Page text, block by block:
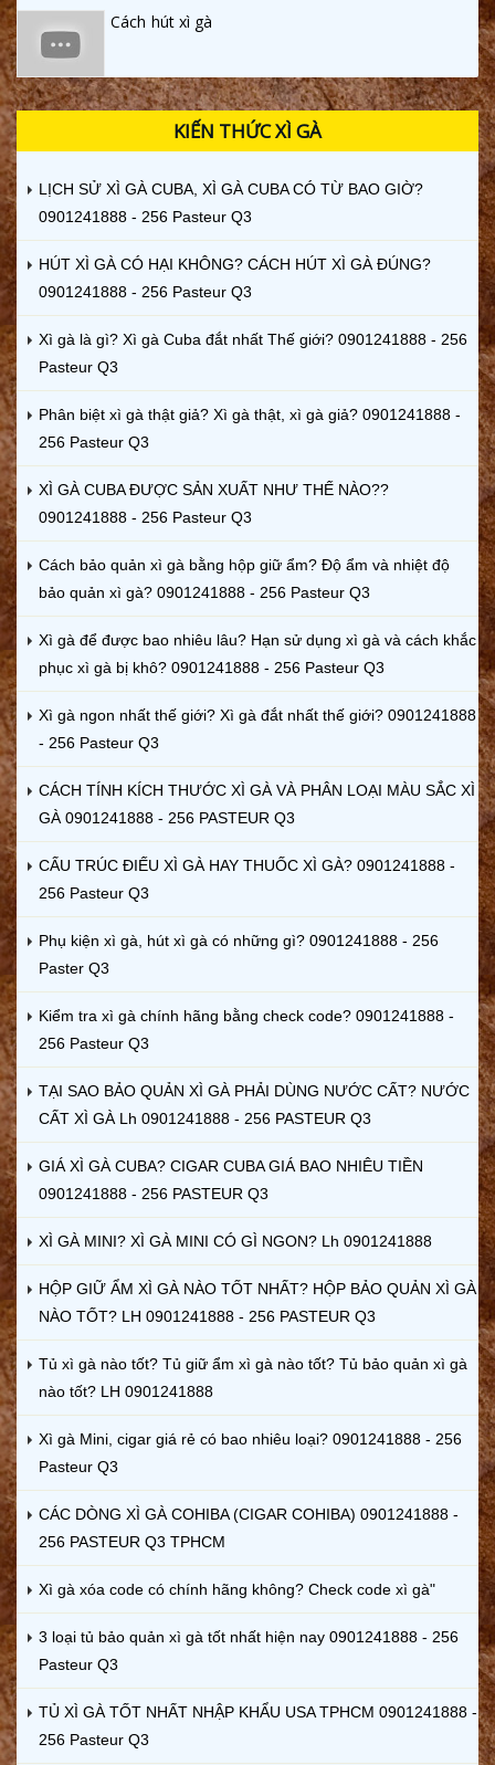
Cách hút xì gà
KIẾN THỨC XÌ GÀ
LỊCH SỬ XÌ GÀ CUBA, XÌ GÀ CUBA CÓ TỪ BAO GIỜ?
0901241888 - 256 Pasteur Q3
HÚT XÌ GÀ CÓ HẠI KHÔNG? CÁCH HÚT XÌ GÀ ĐÚNG?
0901241888 - 256 Pasteur Q3
Xì gà là gì? Xì gà Cuba đắt nhất Thế giới? 0901241888 - 256
Pasteur Q3
Phân biệt xì gà thật giả? Xì gà thật, xì gà giả? 0901241888 -
256 Pasteur Q3
XÌ GÀ CUBA ĐƯỢC SẢN XUẤT NHƯ THẾ NÀO??
0901241888 - 256 Pasteur Q3
Cách bảo quản xì gà bằng hộp giữ ẩm? Độ ẩm và nhiệt độ
bảo quản xì gà? 0901241888 - 256 Pasteur Q3
Xì gà để được bao nhiêu lâu? Hạn sử dụng xì gà và cách khắc
phục xì gà bị khô? 0901241888 - 256 Pasteur Q3
Xì gà ngon nhất thế giới? Xì gà đắt nhất thế giới? 0901241888
- 256 Pasteur Q3
CÁCH TÍNH KÍCH THƯỚC XÌ GÀ VÀ PHÂN LOẠI MÀU SẮC XÌ
GÀ 0901241888 - 256 PASTEUR Q3
CẤU TRÚC ĐIẾU XÌ GÀ HAY THUỐC XÌ GÀ? 0901241888 -
256 Pasteur Q3
Phụ kiện xì gà, hút xì gà có những gì? 0901241888 - 256
Paster Q3
Kiểm tra xì gà chính hãng bằng check code? 0901241888 -
256 Pasteur Q3
TẠI SAO BẢO QUẢN XÌ GÀ PHẢI DÙNG NƯỚC CẤT? NƯỚC
CẤT XÌ GÀ Lh 0901241888 - 256 PASTEUR Q3
GIÁ XÌ GÀ CUBA? CIGAR CUBA GIÁ BAO NHIÊU TIỀN
0901241888 - 256 PASTEUR Q3
XÌ GÀ MINI? XÌ GÀ MINI CÓ GÌ NGON? Lh 0901241888
HỘP GIỮ ẨM XÌ GÀ NÀO TỐT NHẤT? HỘP BẢO QUẢN XÌ GÀ
NÀO TỐT? LH 0901241888 - 256 PASTEUR Q3
Tủ xì gà nào tốt? Tủ giữ ẩm xì gà nào tốt? Tủ bảo quản xì gà
nào tốt? LH 0901241888
Xì gà Mini, cigar giá rẻ có bao nhiêu loại? 0901241888 - 256
Pasteur Q3
CÁC DÒNG XÌ GÀ COHIBA (CIGAR COHIBA) 0901241888 -
256 PASTEUR Q3 TPHCM
Xì gà xóa code có chính hãng không? Check code xì gà"
3 loại tủ bảo quản xì gà tốt nhất hiện nay 0901241888 - 256
Pasteur Q3
TỦ XÌ GÀ TỐT NHẤT NHẬP KHẨU USA TPHCM 0901241888 -
256 Pasteur Q3